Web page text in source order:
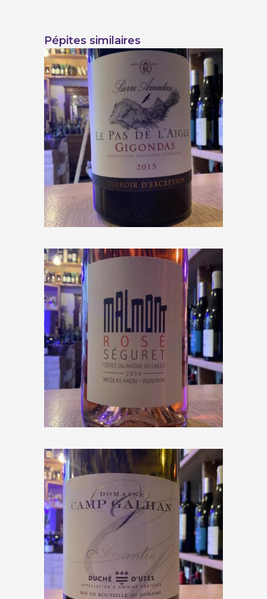
Pépites similaires
Pierre Amadieu « Le Pas de
l’Aigle » 2016
Malmont « Séguret » 2019
€11,00
Domaine Camp Galhan
« Amanlie » 2018